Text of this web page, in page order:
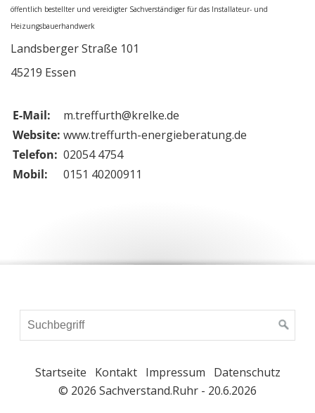
öffentlich bestellter und vereidigter Sachverständiger für das Installateur- und
Heizungsbauerhandwerk
Landsberger Straße 101
45219 Essen
E-Mail:
m.treffurth@krelke.de
Website: www.treffurth-energieberatung.de
Telefon: 02054 4754
Mobil:
0151 40200911
Startseite Kontakt Impressum
Datenschutz
© 2026 Sachverstand.Ruhr - 20.6.2026